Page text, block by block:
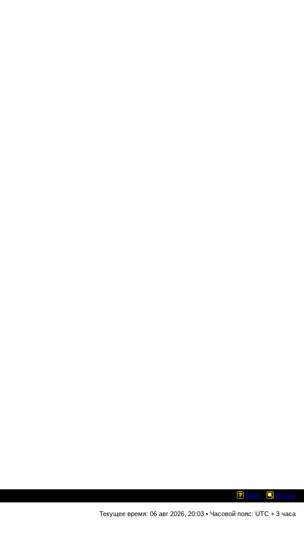
FAQ Поиск
Текущее время: 06 авг 2026, 20:03 • Часовой пояс: UTC + 3 часа